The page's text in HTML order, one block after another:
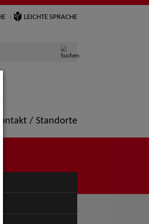
LEICHTE SPRACHE
Kontakt / Standorte